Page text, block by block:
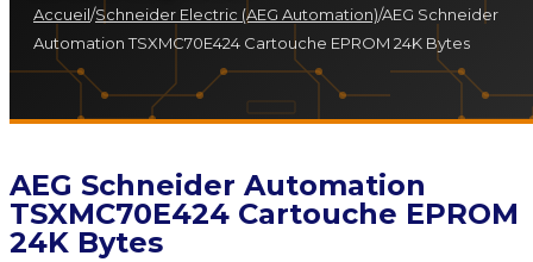
Accueil/Schneider Electric (AEG Automation)/AEG Schneider
Automation TSXMC70E424 Cartouche EPROM 24K Bytes
AEG Schneider Automation
TSXMC70E424 Cartouche EPROM
24K Bytes